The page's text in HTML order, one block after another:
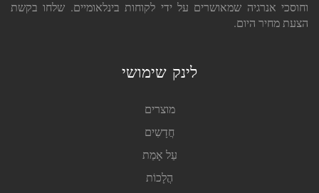
וחוסכי אנרגיה שמאושרים על ידי לקוחות בינלאומיים. שלחו בקשת
הצעת מחיר היום.
לינק שימושי
מוצרים
חֲדָשִים
עַל אָמַת
הֲלָכוֹת